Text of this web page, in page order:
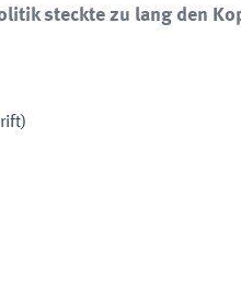
steckte zu lang den